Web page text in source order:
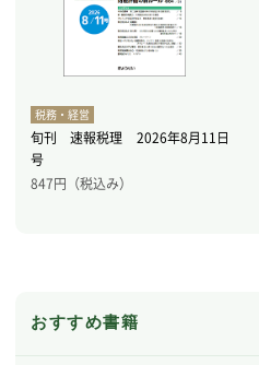
税務・経営
旬刊 速報税理 2026年8月11日
号
847円（税込み）
おすすめ書籍